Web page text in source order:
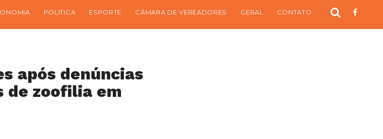
POLITICA ESPORTE CÂMARA DE VEREADORES GERAL CONTATO
após denúncias
de zoofilia em